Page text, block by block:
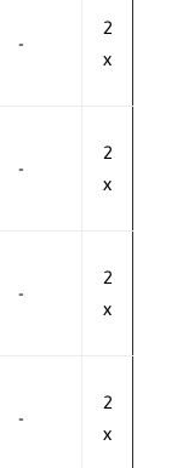
-
2
x
-
2
x
-
2
x
-
2
x